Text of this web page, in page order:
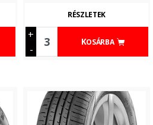
+
-
KOSÁRBA
RÉSZLETEK